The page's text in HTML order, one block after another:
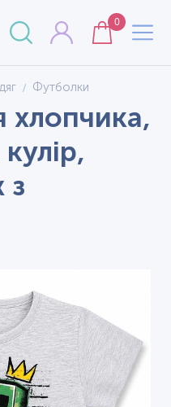
0
Футболки
хлопчика,
з